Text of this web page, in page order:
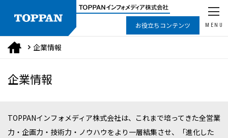
お役立ちコンテンツ MENU
企業情報
企業情報
TOPPANインフォメディア株式会社は、これまで培ってきた全営業
力・企画力・技術力・ノウハウをより一層結集させ、「進化した